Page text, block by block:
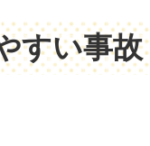
すい事故